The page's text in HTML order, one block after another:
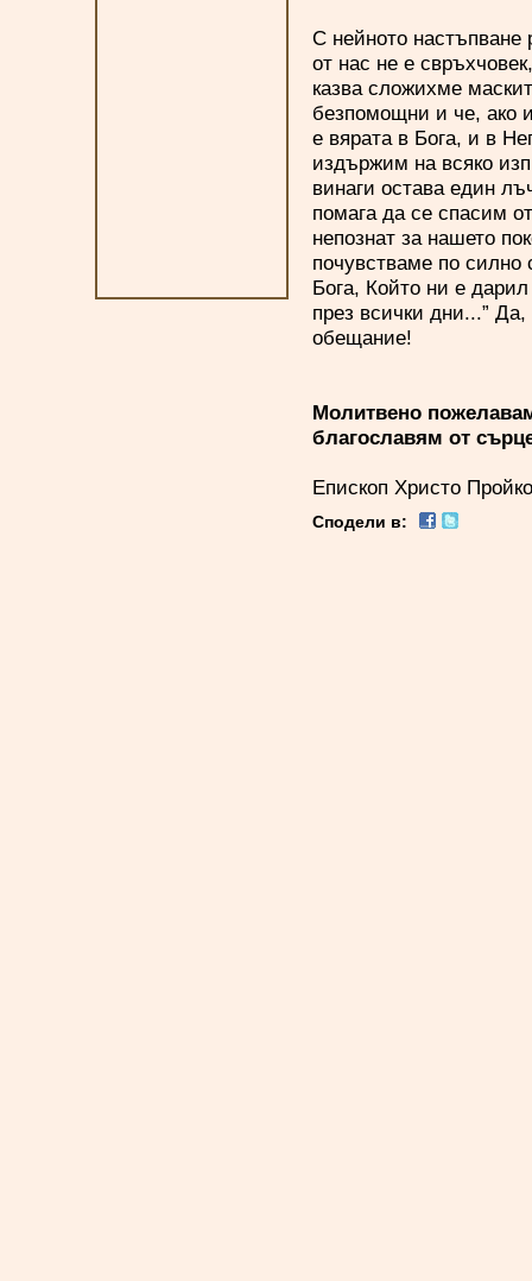
С нейното настъпване
от нас не е
казва сложихме
безпомощни и че, ако
е вярата в Бога, и в
издържим на всяко
винаги остава един
помага да се спасим
непознат за нашето
почувстваме по
Бога, Който ни е
през всички дни...”
обещание!
Молитвено
благославям от
Епископ Христо
Сподели в: